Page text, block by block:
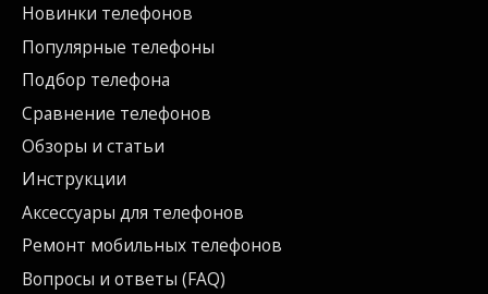
Новинки телефонов
Популярные телефоны
Подбор телефона
Сравнение телефонов
Обзоры и статьи
Инструкции
Аксессуары для телефонов
Ремонт мобильных телефонов
Вопросы и ответы (FAQ)